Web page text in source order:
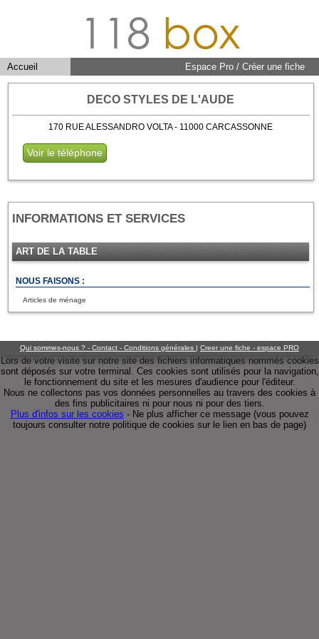
118 box
Accueil Espace Pro / Créer une fiche
DECO STYLES DE L'AUDE
170 RUE ALESSANDRO VOLTA - 11000 CARCASSONNE
Voir le téléphone
INFORMATIONS ET SERVICES
ART DE LA TABLE
NOUS FAISONS :
Articles de ménage
Qui sommes-nous ? - Contact - Conditions générales | Creer une fiche - espace PRO
Lors de votre visite sur notre site des fichiers informatiques nommés cookies
sont déposés sur votre terminal. Ces cookies sont utilisés pour la navigation,
le fonctionnement du site et les mesures d'audience pour l'éditeur.
Nous ne collectons pas vos données personnelles au travers des cookies à
des fins publicitaires ni pour nous ni pour des tiers.
Plus d'infos sur les cookies - Ne plus afficher ce message(vous pouvez
toujours consulter notre politique de cookies sur le lien en bas de page)